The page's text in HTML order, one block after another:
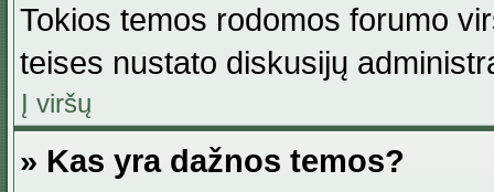
Tokios temos rodomos forumo
teises nustato diskusijų
Į viršų
» Kas yra dažnos temos?